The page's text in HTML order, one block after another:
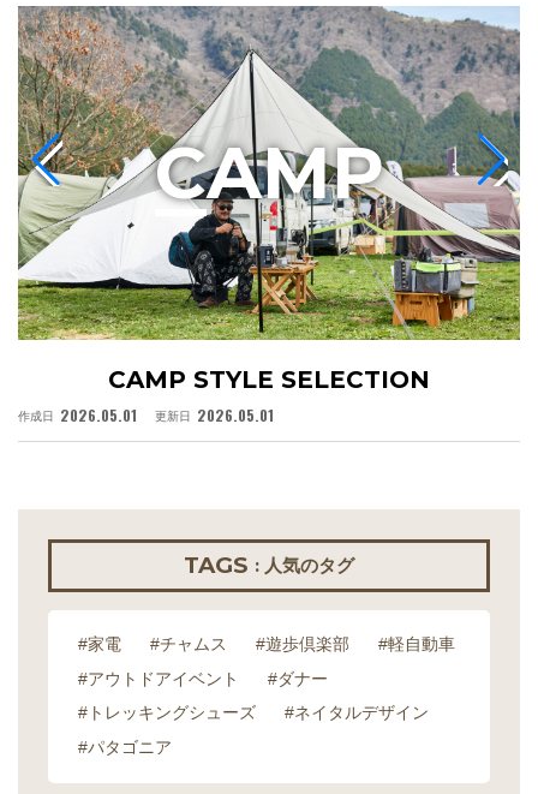
CAMP STYLE SELECTION
作成日 2026.05.01 更新日 2026.05.01
CAMP
TAGS : 人気のタグ
#家電 #チャムス #遊歩倶楽部
#軽自動車
#アウトドアイベント
#ダナー
#トレッキングシューズ
#ネイタルデザイン
#パタゴニア